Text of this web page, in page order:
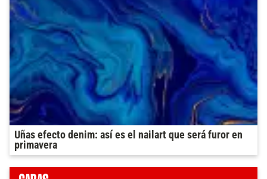
Uñas efecto denim: así es el nailart que será furor en
primavera